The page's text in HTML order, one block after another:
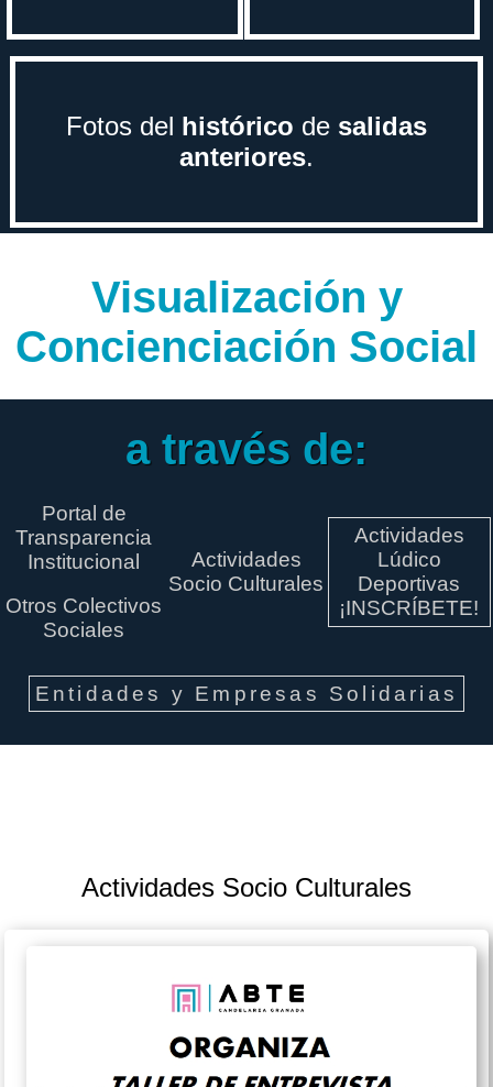
Fotos del histórico de salidas
anteriores.
Visualización y
Concienciación Social
a través de:
Portal de
Transparencia
Institucional
Otros Colectivos
Sociales
Actividades
Socio Culturales
Actividades
Lúdico
Deportivas
¡INSCRÍBETE!
Entidades y Empresas Solidarias
Actividades Socio Culturales